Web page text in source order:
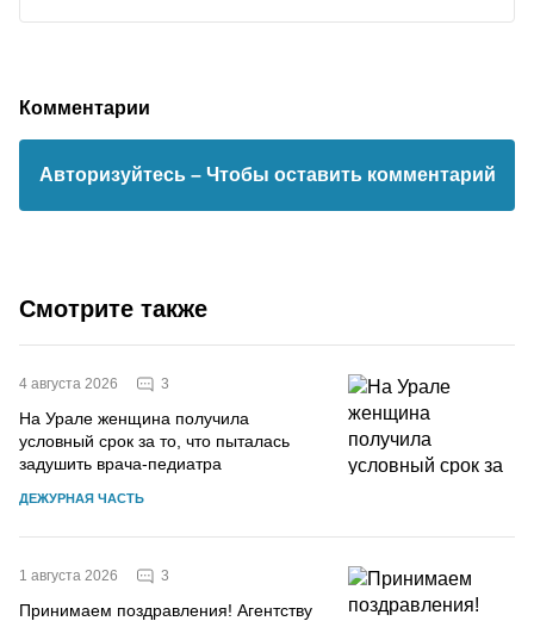
Комментарии
Авторизуйтесь – Чтобы оставить комментарий
Смотрите также
4 августа 2026 3
На Урале женщина получила
условный срок за то, что пыталась
задушить врача-педиатра
ДЕЖУРНАЯ ЧАСТЬ
1 августа 2026 3
Принимаем поздравления! Агентству